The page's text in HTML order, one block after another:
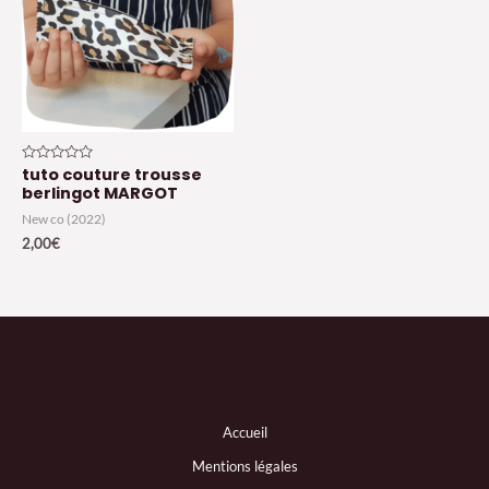
Note
0
sur
tuto couture trousse
berlingot MARGOT
New co (2022)
2,00€
Accueil
Mentions légales